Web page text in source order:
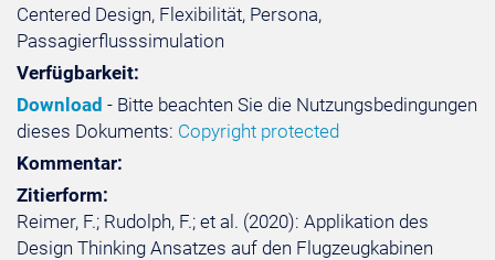
Centered Design, Flexibilität, Persona,
Passagierflusssimulation
Verfügbarkeit:
Download - Bitte beachten Sie die Nutzungsbedingungen
dieses Dokuments: Copyright protected
Kommentar:
Zitierform:
Reimer, F.; Rudolph, F.; et al. (2020): Applikation des
Design Thinking Ansatzes auf den Flugzeugkabinen